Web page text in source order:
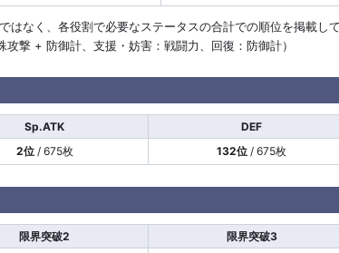
なく、各役割で必要なステータスの合計での順位を掲載して
撃 + 防御計、支援・妨害：戦闘力、回復：防御計）
Sp.ATK DEF
2位/ 675枚 132位 / 675枚
限界突破2 限界突破3